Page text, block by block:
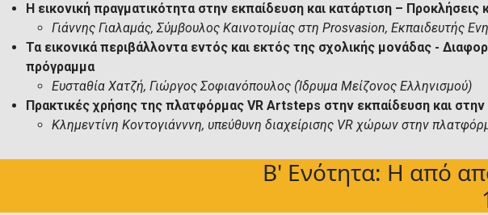
Η εικονική πραγματικότητα στην εκπαίδευση και κατάρτιση – Προκλήσεις
Γιάννης Γιαλαμάς, Σύμβουλος Καινοτομίας στη Prosvasion, Εκπαιδευτής
Τα εικονικά περιβάλλοντα εντός και εκτός της σχολικής μονάδας -
πρόγραμμα
Ευσταθία Χατζή, Γιώργος Σοφιανόπουλος (Ίδρυμα Μείζονος Ελληνισμού)
Πρακτικές χρήσης της πλατφόρμας VR Artsteps στην εκπαίδευση και στην
Κλημεντίνη Κοντογιάνννη, υπεύθυνη διαχείρισης VR χώρων στην
Β' Ενότητα: Η από